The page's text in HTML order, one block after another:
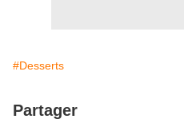
#Desserts
Partager